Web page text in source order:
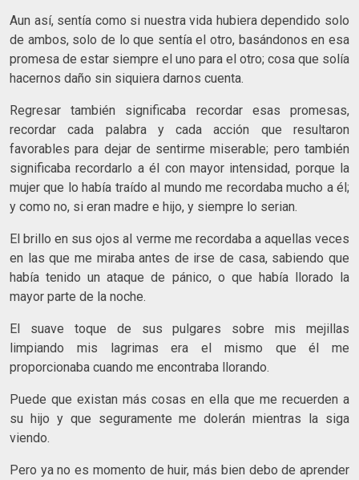
Aun así, sentía como si nuestra vida hubiera dependido solo
de ambos, solo de lo que sentía el otro, basándonos en esa
promesa de estar siempre el uno para el otro; cosa que solía
hacernos daño sin siquiera darnos cuenta.
Regresar también significaba recordar esas promesas,
recordar cada palabra y cada acción que resultaron
favorables para dejar de sentirme miserable; pero también
significaba recordarlo a él con mayor intensidad, porque la
mujer que lo había traído al mundo me recordaba mucho a él;
y como no, si eran madre e hijo, y siempre lo serian.
El brillo en sus ojos al verme me recordaba a aquellas veces
en las que me miraba antes de irse de casa, sabiendo que
había tenido un ataque de pánico, o que había llorado la
mayor parte de la noche.
El suave toque de sus pulgares sobre mis mejillas
limpiando mis lagrimas era el mismo que él me
proporcionaba cuando me encontraba llorando.
Puede que existan más cosas en ella que me recuerden a
su hijo y que seguramente me dolerán mientras la siga
viendo.
Pero ya no es momento de huir, más bien debo de aprender